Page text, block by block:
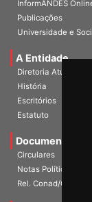
InformANDES
Publicações
Universidade e
A Entidade
Diretoria Atual
História
Escritórios
Estatuto
Documentos
Circulares
Notas Políticas
Rel. Conad/